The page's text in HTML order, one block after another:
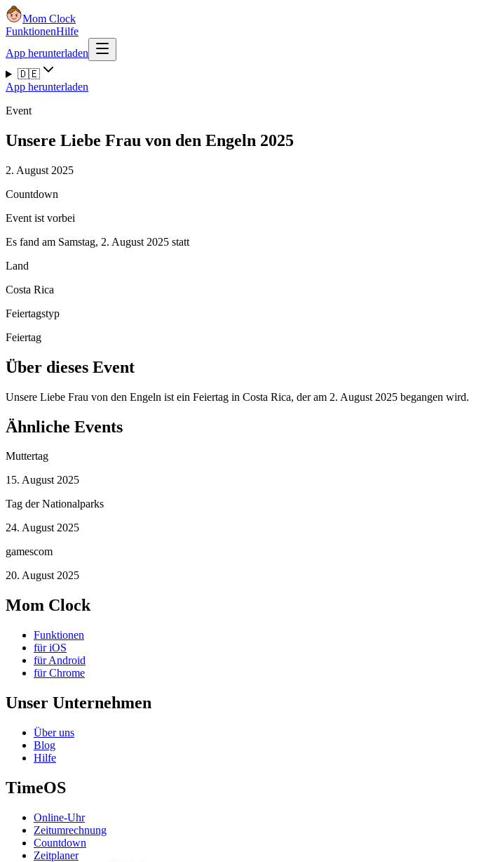
Mom Clock
FunktionenHilfe
App herunterladen
🇩🇪
App herunterladen
Event
Unsere Liebe Frau von den Engeln 2025
2. August 2025
Countdown
Event ist vorbei
Es fand am Samstag, 2. August 2025 statt
Land
Costa Rica
Feiertagstyp
Feiertag
Über dieses Event
Unsere Liebe Frau von den Engeln ist ein Feiertag in Costa Rica, der am 2. August 2025 begangen wird.
Ähnliche Events
Muttertag
15. August 2025
Tag der Nationalparks
24. August 2025
gamescom
20. August 2025
Mom Clock
Funktionen
für iOS
für Android
für Chrome
Unser Unternehmen
Über uns
Blog
Hilfe
TimeOS
Online-Uhr
Zeitumrechnung
Countdown
Zeitplaner